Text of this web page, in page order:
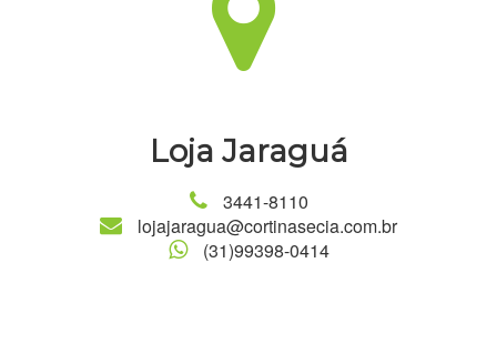
Loja Jaraguá
3441-8110
lojajaragua@cortinasecia.com.br
(31)99398-0414